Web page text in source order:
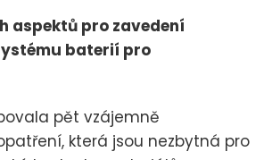
aspektů pro zavedení
baterií pro
pět vzájemně
která jsou nezbytná pro